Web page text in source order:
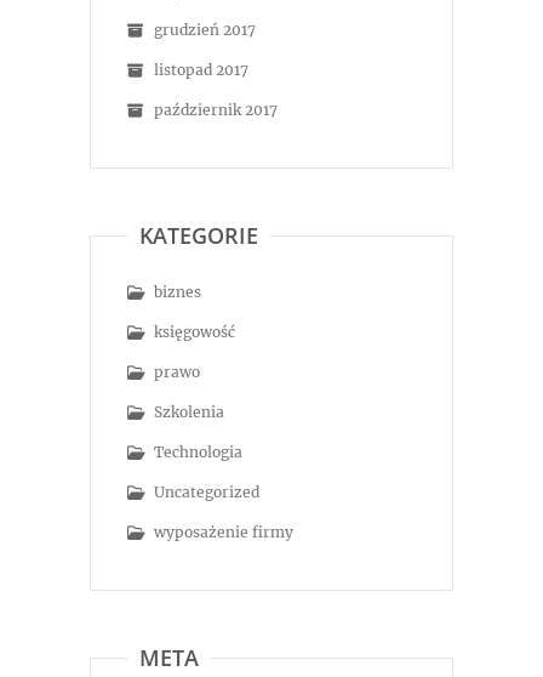
grudzień 2017
listopad 2017
październik 2017
KATEGORIE
biznes
księgowość
prawo
Szkolenia
Technologia
Uncategorized
wyposażenie firmy
META